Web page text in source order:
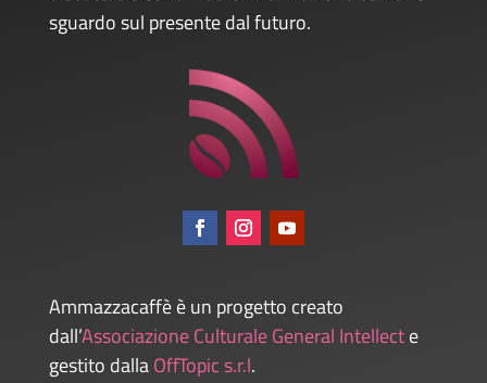
sguardo sul presente dal futuro.
Ammazzacaffè è un progetto creato
dall’Associazione Culturale General Intellecte
gestito dallaOffTopic s.r.l.